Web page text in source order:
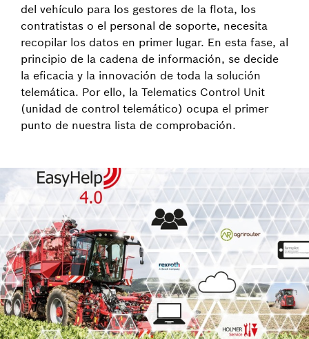
del vehículo para los gestores de la flota, los
contratistas o el personal de soporte, necesita
recopilar los datos en primer lugar. En esta fase, al
principio de la cadena de información, se decide
la eficacia y la innovación de toda la solución
telemática. Por ello, la Telematics Control Unit
(unidad de control telemático) ocupa el primer
punto de nuestra lista de comprobación.